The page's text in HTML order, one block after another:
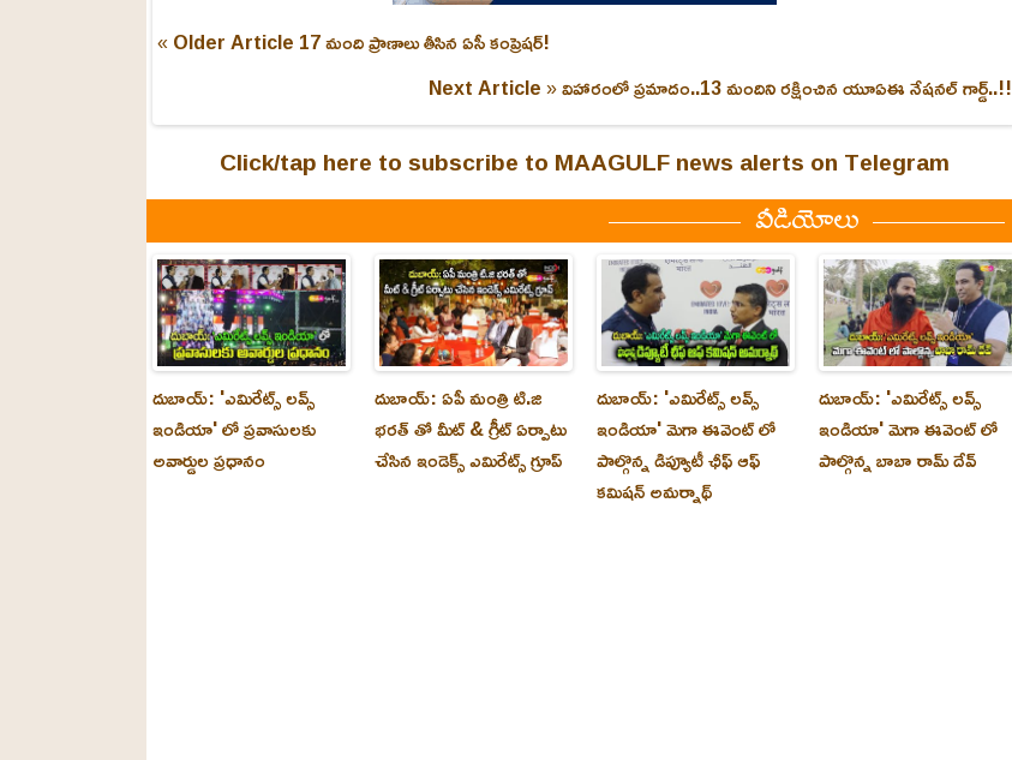
« Older Article 17 మంది ప్రాణాలు తీసిన ఏసీ కంప్రెషర్!
Next Article »విహారంలో ప్రమాదం..13 మందిని రక్షించిన యూఏఈ నేషనల్ గార్డ్..!!
Click/tap here to subscribe to MAAGULF news alerts on Telegram
వీడియోలు
దుబాయ్: 'ఎమిరేట్స్ లవ్స్
ఇండియా' లో ప్రవాసులకు
అవార్డుల ప్రధానం
దుబాయ్: ఏపీ మంత్రి టి.జి
భరత్ తో మీట్ & గ్రీట్ ఏర్పాటు
చేసిన ఇండెక్స్ ఎమిరేట్స్ గ్రూప్
దుబాయ్‌: 'ఎమిరేట్స్ లవ్స్
ఇండియా' మెగా ఈవెంట్ లో
పాల్గొన్న డిప్యూటీ ఛీఫ్ ఆఫ్
కమిషన్ అమర్నాథ్
దుబాయ్‌: 'ఎమిరేట్స్ లవ్స్
ఇండియా' మెగా ఈవెంట్ లో
పాల్గొన్న బాబా రామ్ దేవ్